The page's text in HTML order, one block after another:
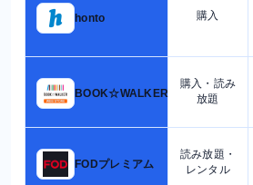
honto 購入
BOOK☆WALKER
購入・読み
放題
FODプレミアム
読み放題・
レンタル